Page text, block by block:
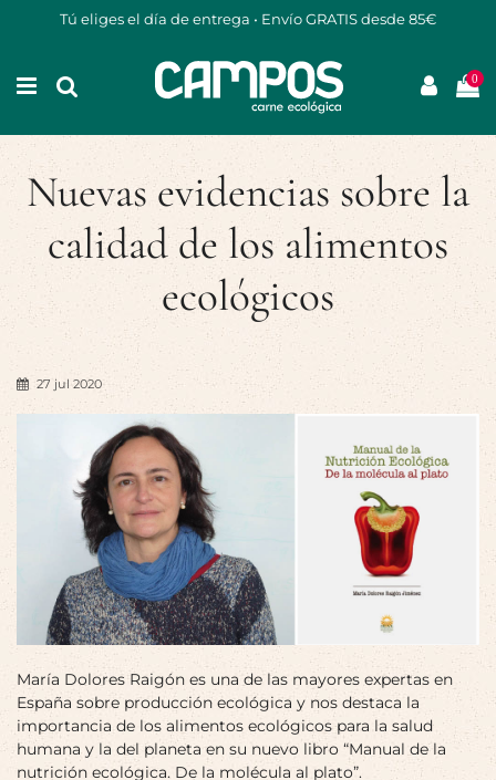
Tú eliges el día de entrega • Envío GRATIS desde 85€
0
Nuevas evidencias sobre la
calidad de los alimentos
ecológicos
27 jul 2020
María Dolores Raigón es una de las mayores expertas en
España sobre producción ecológica y nos destaca la
importancia de los alimentos ecológicos para la salud
humana y la del planeta en su nuevo libro “Manual de la
nutrición ecológica. De la molécula al plato”.